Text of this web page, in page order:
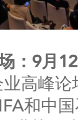
：9月
高峰
和中